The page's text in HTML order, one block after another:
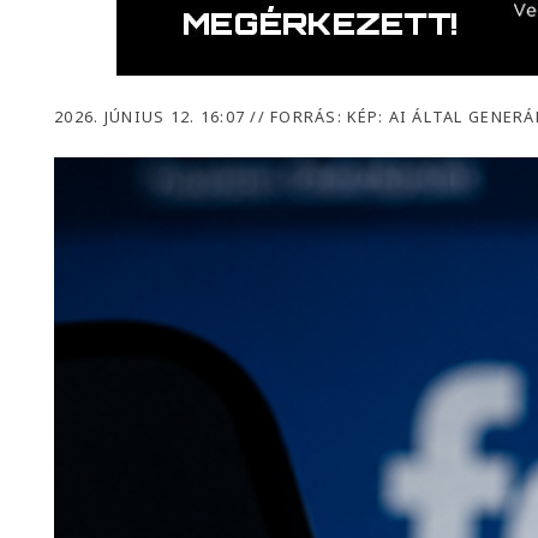
2026. JÚNIUS 12. 16:07// FORRÁS: KÉP: AI ÁLTAL